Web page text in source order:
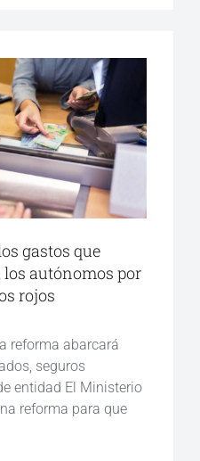
gastos que
autónomos por
rojos
reforma abarcará
seguros
entidad El Ministerio
reforma para que